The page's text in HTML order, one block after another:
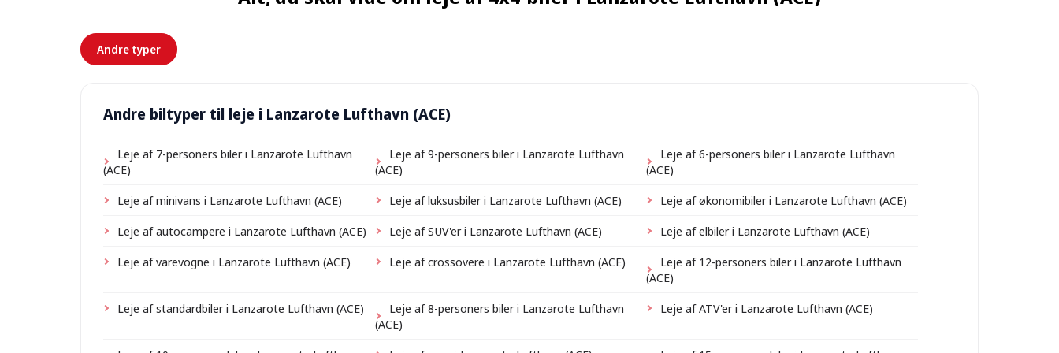
Andre typer
Andre biltyper til leje i Lanzarote Lufthavn (ACE)
Leje af 7-personers biler i Lanzarote Lufthavn
(ACE)
Leje af 9-personers biler i Lanzarote Lufthavn
(ACE)
Leje af 6-personers biler i Lanzarote Lufthavn
(ACE)
Leje af minivans i Lanzarote Lufthavn (ACE)
Leje af luksusbiler i Lanzarote Lufthavn (ACE)
Leje af økonomibiler i Lanzarote Lufthavn (ACE)
Leje af autocampere i Lanzarote Lufthavn (ACE)
Leje af SUV'er i Lanzarote Lufthavn (ACE)
Leje af elbiler i Lanzarote Lufthavn (ACE)
Leje af varevogne i Lanzarote Lufthavn (ACE)
Leje af crossovere i Lanzarote Lufthavn (ACE)
Leje af 12-personers biler i Lanzarote Lufthavn
(ACE)
Leje af standardbiler i Lanzarote Lufthavn (ACE)
Leje af 8-personers biler i Lanzarote Lufthavn
(ACE)
Leje af ATV'er i Lanzarote Lufthavn (ACE)